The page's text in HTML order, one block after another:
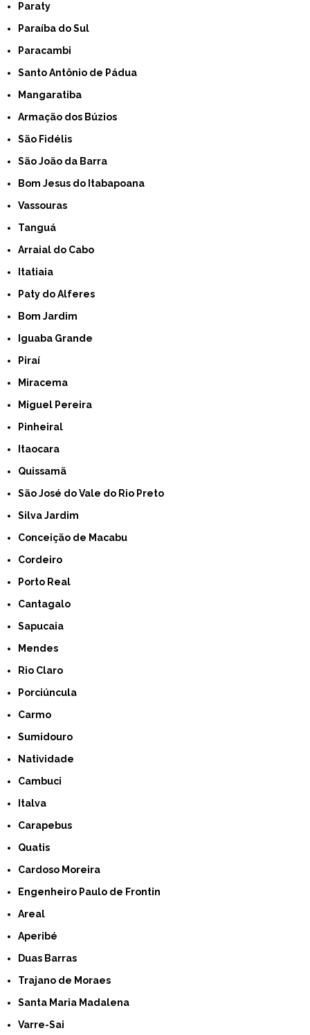
Paraty
Paraíba do Sul
Paracambi
Santo Antônio de Pádua
Mangaratiba
Armação dos Búzios
São Fidélis
São João da Barra
Bom Jesus do Itabapoana
Vassouras
Tanguá
Arraial do Cabo
Itatiaia
Paty do Alferes
Bom Jardim
Iguaba Grande
Piraí
Miracema
Miguel Pereira
Pinheiral
Itaocara
Quissamã
São José do Vale do Rio Preto
Silva Jardim
Conceição de Macabu
Cordeiro
Porto Real
Cantagalo
Sapucaia
Mendes
Rio Claro
Porciúncula
Carmo
Sumidouro
Natividade
Cambuci
Italva
Carapebus
Quatis
Cardoso Moreira
Engenheiro Paulo de Frontin
Areal
Aperibé
Duas Barras
Trajano de Moraes
Santa Maria Madalena
Varre-Sai